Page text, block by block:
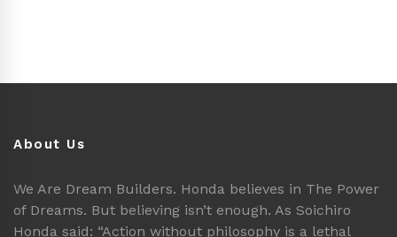
About Us
We Are Dream Builders. Honda believes in The Power
of Dreams. But believing isn’t enough. As Soichiro
Honda said: “Action without philosophy is a lethal